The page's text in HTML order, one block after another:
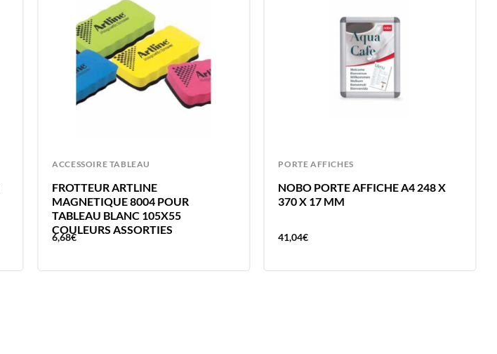
ACCESSOIRE TABLEAU
FROTTEUR ARTLINE
MAGNETIQUE 8004 POUR
TABLEAU BLANC 105X55
COULEURS ASSORTIES
6,68€
PORTE AFFICHES
NOBO PORTE AFFICHE A4 248 X
370 X 17 MM
41,04€